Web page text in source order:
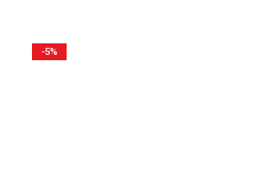
-5%